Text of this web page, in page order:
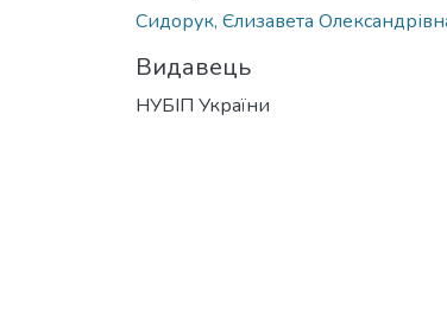
Сидорук, Єлизавета
Видавець
НУБІП України